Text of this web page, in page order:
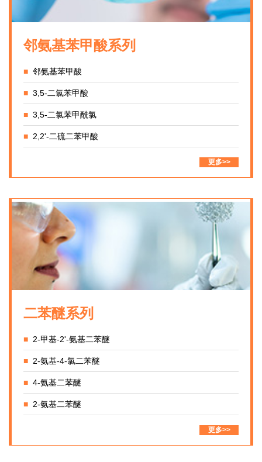
邻氨基苯甲酸系列
■邻氨基苯甲酸
■3,5-二氯苯甲酸
■3,5-二氯苯甲酰氯
■ 2,2'-二硫二苯甲酸
更多>>
二苯醚系列
■ 2-甲基-2'-氨基二苯醚
■ 2-氨基-4-氯二苯醚
■4-氨基二苯醚
■ 2-氨基二苯醚
更多>>